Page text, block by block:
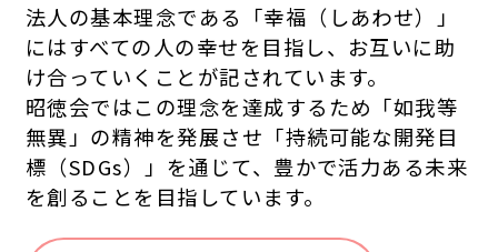
法人の基本理念である「幸福（しあわせ）」
にはすべての人の幸せを目指し、お互いに助
け合っていくことが記されています。
昭徳会ではこの理念を達成するため「如我等
無異」の精神を発展させ「持続可能な開発目
標（SDGs）」を通じて、豊かで活力ある未来
を創ることを目指しています。